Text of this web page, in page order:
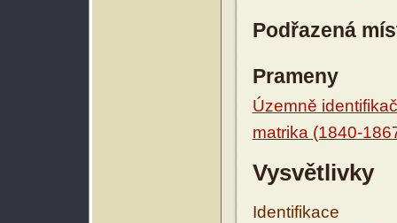
Podřazená
Prameny
Územně
matrika (1840-
Vysvětlivky
Identifikace